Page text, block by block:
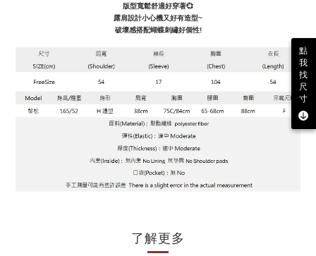
版型寬鬆舒適好穿著💞
露肩設計小心機又好有造型~
破壞感搭配蝴蝶刺繡好個性!
了解更多
點
我
找
尺
寸